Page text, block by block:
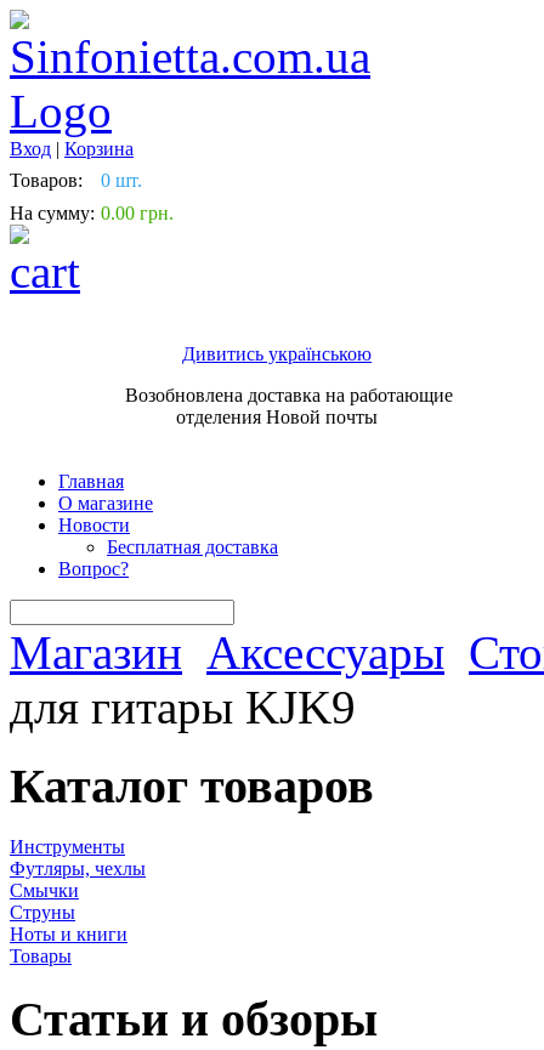
Вход | Корзина
Товаров:
0 шт.
На сумму: 0.00 грн.
Дивитись українською
Возобновлена доставка на работающие
отделения Новой почты
Главная
О магазине
Новости
Бесплатная доставка
Вопрос?
Магазин Аксессуары
для гитары KJK9
Каталог товаров
Инструменты
Футляры, чехлы
Смычки
Струны
Ноты и книги
Товары
Статьи и обзоры